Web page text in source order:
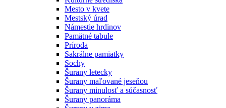
Mesto v kvete
Mestský úrad
Námestie hrdinov
Pamätné tabule
Príroda
Sakrálne pamiatky
Sochy
Šurany letecky
Šurany maľované jeseňou
Šurany minulosť a súčasnosť
Šurany panoráma